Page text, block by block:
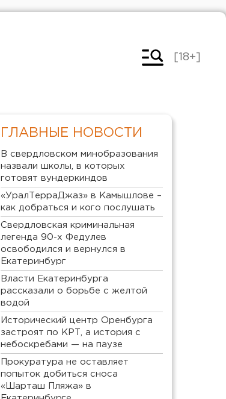
[18+]
ГЛАВНЫЕ НОВОСТИ
В свердловском минобразования
назвали школы, в которых
готовят вундеркиндов
«УралТерраДжаз» в Камышлове –
как добраться и кого послушать
Свердловская криминальная
легенда 90-х Федулев
освободился и вернулся в
Екатеринбург
Власти Екатеринбурга
рассказали о борьбе с желтой
водой
Исторический центр Оренбурга
застроят по КРТ, а история с
небоскребами — на паузе
Прокуратура не оставляет
попыток добиться сноса
«Шарташ Пляжа» в